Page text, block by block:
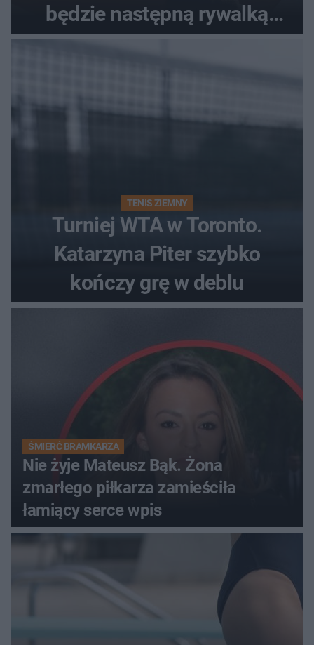
będzie następną rywalką
Polki?
TENIS ZIEMNY
Turniej WTA w Toronto.
Katarzyna Piter szybko
kończy grę w deblu
ŚMIERĆ BRAMKARZA
Nie żyje Mateusz Bąk. Żona
zmarłego piłkarza zamieściła
łamiący serce wpis